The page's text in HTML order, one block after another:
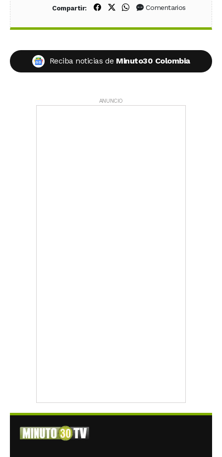
Compartir: Compartir en Facebook
Compartir en X (Twitter)
Compartir en WhatsApp
Comentarios
Reciba noticias de Minuto30 Colombia
ANUNCIO